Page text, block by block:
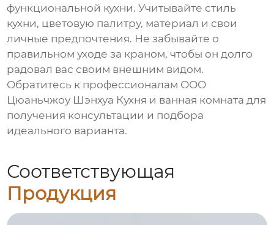
функциональной кухни. Учитывайте стиль
кухни, цветовую палитру, материал и свои
личные предпочтения. Не забывайте о
правильном уходе за краном, чтобы он долго
радовал вас своим внешним видом.
Обратитесь к профессионалам ООО
Цюаньчжоу Шэнхуа Кухня и ванная комната для
получения консультации и подбора
идеального варианта.
Соответствующая
Продукция